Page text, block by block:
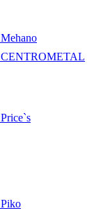
Mehano
CENTROMETAL
Price`s
Piko